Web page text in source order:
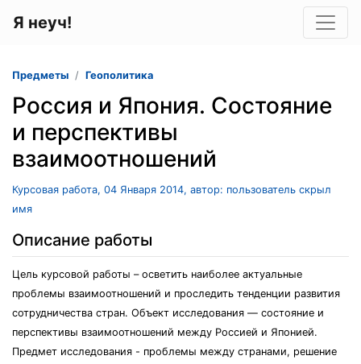
Я неуч!
Предметы Геополитика
Россия и Япония. Состояние
и перспективы
взаимоотношений
Курсовая работа, 04 Января 2014, автор: пользователь скрыл
имя
Описание работы
Цель курсовой работы – осветить наиболее актуальные
проблемы взаимоотношений и проследить тенденции развития
сотрудничества стран. Объект исследования — состояние и
перспективы взаимоотношений между Россией и Японией.
Предмет исследования - проблемы между странами, решение